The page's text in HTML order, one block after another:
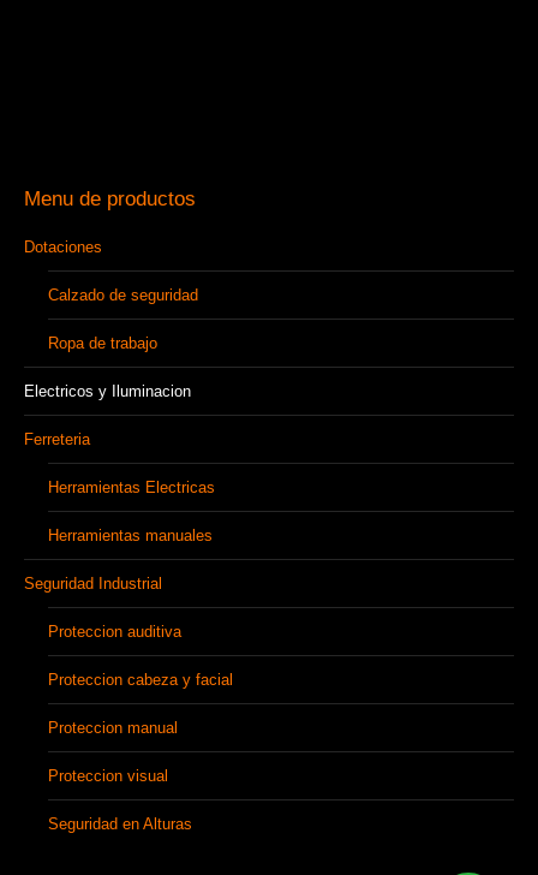
Menu de productos
Dotaciones
Calzado de seguridad
Ropa de trabajo
Electricos y Iluminacion
Ferreteria
Herramientas Electricas
Herramientas manuales
Seguridad Industrial
Proteccion auditiva
Proteccion cabeza y facial
Proteccion manual
Proteccion visual
Seguridad en Alturas